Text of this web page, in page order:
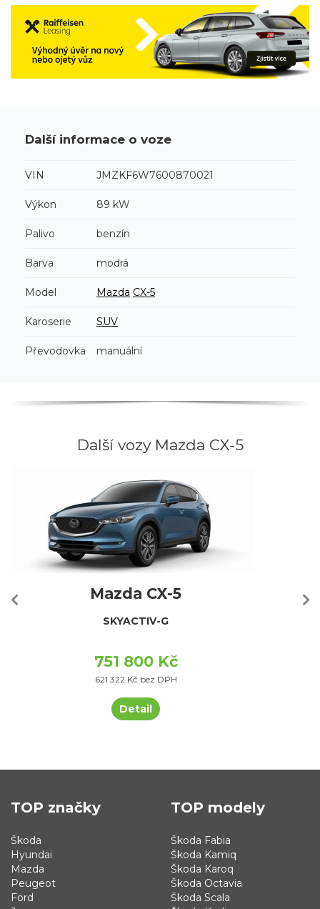
Další informace o voze
VIN JMZKF6W7600870021
Výkon 89 kW
Palivo benzín
Barva modrá
Model Mazda CX-5
Karoserie SUV
Převodovka manuální
Další vozy Mazda CX-5
Mazda CX-5
SKYACTIV-G
751 800 Kč
621 322 Kč bez DPH
Detail
TOP značky
Škoda
Hyundai
Mazda
Peugeot
Ford
TOP modely
Škoda Fabia
Škoda Kamiq
Škoda Karoq
Škoda Octavia
Škoda Scala